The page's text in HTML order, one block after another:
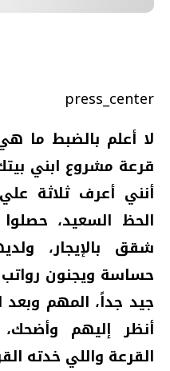
press_center
لا أعلم بالضبط ما
قرعة مشروع ابني
أنني أعرف ثلاثة
الحظ السعيد،
شقق بالإيجار،
حساسة ويجنون
جيد جداً، المهم وبعد
أنظر إليهم
القرعة واللي خدته